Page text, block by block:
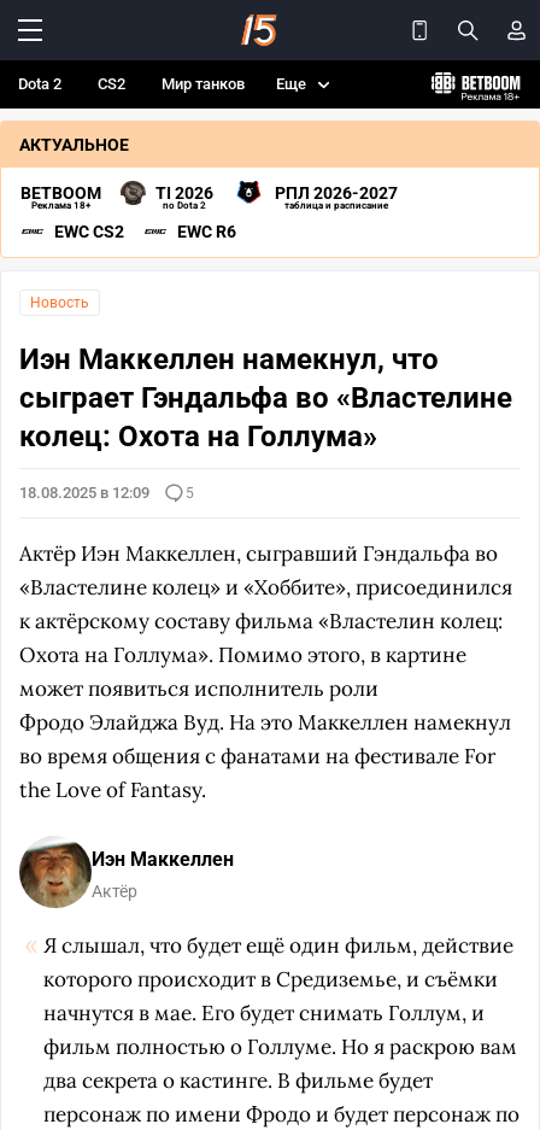
Dota 2 CS2 Мир танков Еще
АКТУАЛЬНОЕ
BETBOOM
Реклама 18+
TI 2026
по Dota 2
РПЛ 2026-2027
таблица и расписание
EWC CS2 EWC R6
Новость
Иэн Маккеллен намекнул, что
сыграет Гэндальфа во «Властелине
колец: Охота на Голлума»
18.08.2025 в 12:09 5
Актёр Иэн Маккеллен, сыгравший Гэндальфа во
«Властелине колец» и «Хоббите», присоединился
к актёрскому составу фильма «Властелин колец:
Охота на Голлума». Помимо этого, в картине
может появиться исполнитель роли
Фродо Элайджа Вуд. На это Маккеллен намекнул
во время общения с фанатами на фестивале For
the Love of Fantasy.
Иэн Маккеллен
Актёр
Я слышал, что будет ещё один фильм, действие
которого происходит в Средиземье, и съёмки
начнутся в мае. Его будет снимать Голлум, и
фильм полностью о Голлуме. Но я раскрою вам
два секрета о кастинге. В фильме будет
персонаж по имени Фродо и будет персонаж по